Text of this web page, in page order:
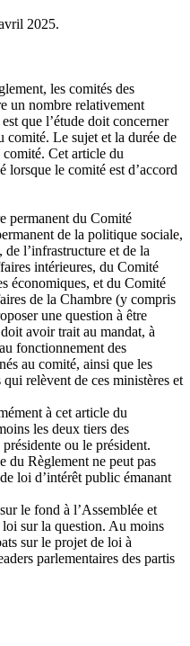
2025.
les comités des
un nombre relativement
que l’étude doit concerner
comité. Le sujet et la durée de
comité. Cet article du
lorsque le comité est d’accord
permanent du Comité
de la politique sociale,
l’infrastructure et de la
intérieures, du Comité
économiques, et du Comité
de la Chambre (y compris
une question à être
avoir trait au mandat, à
fonctionnement des
au comité, ainsi que les
relèvent de ces ministères et
à cet article du
les deux tiers des
ou le président.
du Règlement ne peut pas
loi d’intérêt public émanant
le fond à l’Assemblée et
sur la question. Au moins
sur le projet de loi à
parlementaires des partis